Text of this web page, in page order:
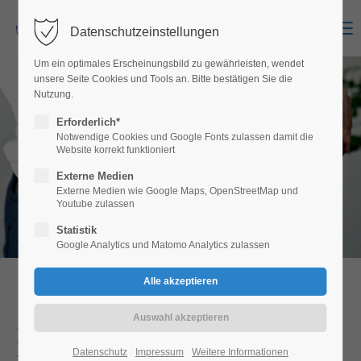
Login
Benutzername
Passwort
Anmelden
Support
Praxis für manuelle Medizin -
Datenschutzeinstellungen
Um ein optimales Erscheinungsbild zu gewährleisten, wendet
unsere Seite Cookies und Tools an. Bitte bestätigen Sie die
Nutzung.
Erforderlich*
Notwendige Cookies und Google Fonts zulassen damit die
Website korrekt funktioniert
Externe Medien
Externe Medien wie Google Maps, OpenStreetMap und
Youtube zulassen
Statistik
Google Analytics und Matomo Analytics zulassen
Datenschutz Impressum Weitere Informationen